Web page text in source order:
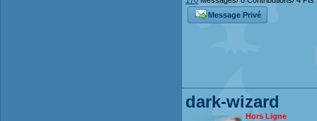
Message Privé
dark-wizard
Hors Ligne